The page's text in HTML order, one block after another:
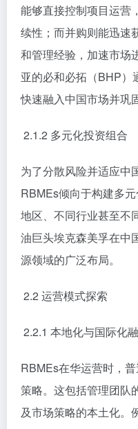
能够直接控制项目运营
续性；而并购则能迅速
和管理经验，加速市场
亚的必和必拓（BHP）
快速融入中国市场并巩
2.1.2 多元化投资组合
为了分散风险并适应中
RBMEs倾向于构建多
地区、不同行业甚至不
油巨头埃克森美孚在中
源领域的广泛布局。
2.2 运营模式探索
2.2.1 本地化与国际化
RBMEs在华运营时，
策略。这包括管理团队
及市场策略的本土化。